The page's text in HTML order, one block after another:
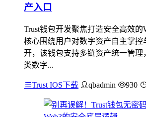
产入口
Trust钱包开发聚焦打造安全高效的
核心围绕用户对数字资产自主掌控
开，该钱包支持多链资产统一管理
类数字...
Trust IOS下载 qbadmin 930